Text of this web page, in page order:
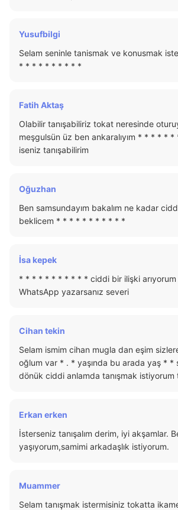
Yusufbilgi
Selam seninle tanismak ve konusmak
* * * * * * * * * *
Fatih Aktaş
Olabilir tanışabiliriz tokat neresinde
meşgulsün üz ben ankaralıyım * * * * *
iseniz tanışabilirim
Oğuzhan
Ben samsundayım bakalım ne kadar
beklicem * * * * * * * * * * *
İsa kepek
* * * * * * * * * * * ciddi bir ilişki arıyorum
WhatsApp yazarsanız severi
Cihan tekin
Selam ismim cihan mugla dan eşim
oğlum var * . * yaşında bu arada yaş * *
dönük ciddi anlamda tanışmak istiyorum
Erkan erken
İsterseniz tanışalım derim, iyi akşamlar.
yaşıyorum,samimi arkadaşlık istiyorum.
Muammer
Selam tanışmak istermisiniz tokatta